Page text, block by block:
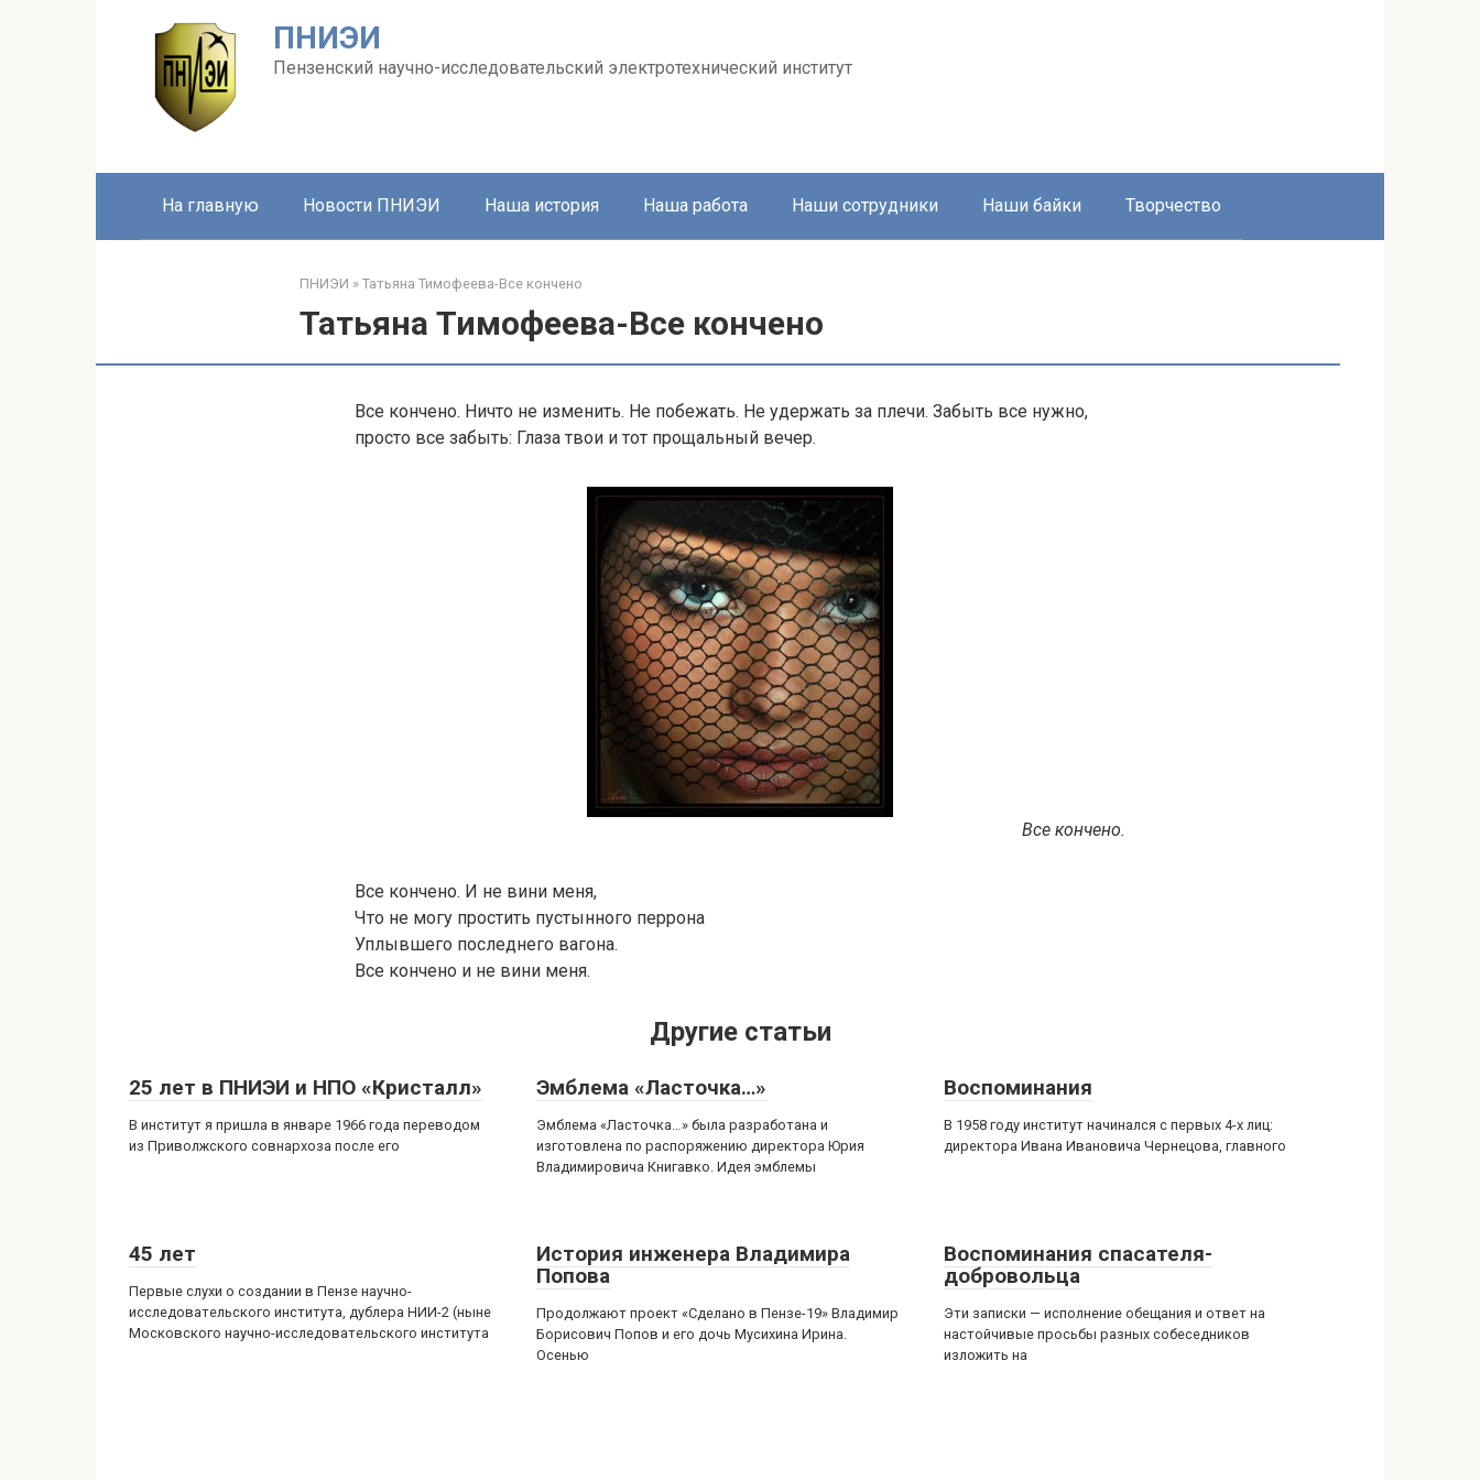
ПНИЭИ
Пензенский научно-исследовательский электротехнический институт
На главную Новости ПНИЭИ Наша история Наша работа Наши сотрудники Наши байки Творчество
ПНИЭИ » Татьяна Тимофеева-Все кончено
Татьяна Тимофеева-Все кончено
Все кончено. Ничто не изменить. Не побежать. Не удержать за плечи. Забыть все нужно,
просто все забыть: Глаза твои и тот прощальный вечер.
Все кончено.
Все кончено. И не вини меня,
Что не могу простить пустынного перрона
Уплывшего последнего вагона.
Все кончено и не вини меня.
Другие статьи
25 лет в ПНИЭИ и НПО «Кристалл»
В институт я пришла в январе 1966 года переводом
из Приволжского совнархоза после его
Эмблема «Ласточка…»
Эмблема «Ласточка…» была разработана и
изготовлена по распоряжению директора Юрия
Владимировича Книгавко. Идея эмблемы
Воспоминания
В 1958 году институт начинался с первых 4-х лиц:
директора Ивана Ивановича Чернецова, главного
45 лет
Первые слухи о создании в Пензе научно-
исследовательского института, дублера НИИ-2 (ныне
Московского научно-исследовательского института
История инженера Владимира
Попова
Продолжают проект «Сделано в Пензе-19» Владимир
Борисович Попов и его дочь Мусихина Ирина.
Осенью
Воспоминания спасателя-
добровольца
Эти записки — исполнение обещания и ответ на
настойчивые просьбы разных собеседников
изложить на